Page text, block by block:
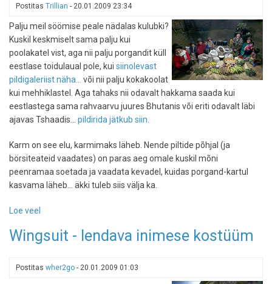
Postitas Trillian - 20.01.2009 23:34
Palju meil söömise peale nädalas kulubki?
Kuskil keskmiselt sama palju kui
poolakatel vist, aga nii palju porgandit küll
eestlase toidulaual pole, kui siinolevast
pildigaleriist näha... või nii palju kokakoolat
kui mehhiklastel. Aga tahaks nii odavalt hakkama saada kui
eestlastega sama rahvaarvu juures Bhutanis või eriti odavalt läbi
ajavas Tshaadis... pildirida jätkub siin.
Karm on see elu, karmimaks läheb. Nende piltide põhjal (ja
börsiteateid vaadates) on paras aeg omale kuskil mõni
peenramaa soetada ja vaadata kevadel, kuidas porgand-kartul
kasvama läheb... äkki tuleb siis välja ka.
Loe veel
kui
sööb
Wingsuit - lendava inimese kostüüm
Postitas wher2go - 20.01.2009 01:03